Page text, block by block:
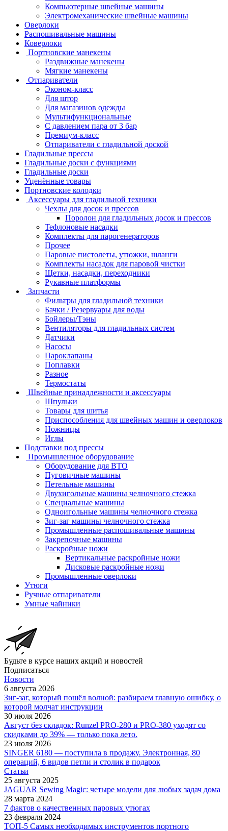
Компьютерные швейные машины
Электромеханические швейные машины
Оверлоки
Распошивальные машины
Коверлоки
Портновские манекены
Раздвижные манекены
Мягкие манекены
Отпариватели
Эконом-класс
Для штор
Для магазинов одежды
Мультифункциональные
С давлением пара от 3 бар
Премиум-класс
Отпариватели с гладильной доской
Гладильные прессы
Гладильные доски с функциями
Гладильные доски
Уценённые товары
Портновские колодки
Аксессуары для гладильной техники
Чехлы для досок и прессов
Поролон для гладильных досок и прессов
Тефлоновые насадки
Комплекты для парогенераторов
Прочее
Паровые пистолеты, утюжки, шланги
Комплекты насадок для паровой чистки
Щетки, насадки, переходники
Рукавные платформы
Запчасти
Фильтры для гладильной техники
Бачки / Резервуары для воды
Бойлеры/Тэны
Вентиляторы для гладильных систем
Датчики
Насосы
Пароклапаны
Поплавки
Разное
Термостаты
Швейные принадлежности и аксессуары
Шпульки
Товары для шитья
Приспособления для швейных машин и оверлоков
Ножницы
Иглы
Подставки под прессы
Промышленное оборудование
Оборудование для ВТО
Пуговичные машины
Петельные машины
Двухигольные машины челночного стежка
Специальные машины
Одноигольные машины челночного стежка
Зиг-заг машины челночного стежка
Промышленные распошивальные машины
Закрепочные машины
Раскройные ножи
Вертикальные раскройные ножи
Дисковые раскройные ножи
Промышленные оверлоки
Утюги
Ручные отпариватели
Умные чайники
Будьте в курсе наших акций и новостей
Подписаться
Новости
6 августа 2026
Зиг-заг, который пошёл волной: разбираем главную ошибку, о
которой молчат инструкции
30 июля 2026
Август без складок: Runzel PRO-280 и PRO-380 уходят со
скидками до 39% — только пока лето.
23 июля 2026
SINGER 6180 — поступила в продажу. Электронная, 80
операций, 6 видов петли и столик в подарок
Статьи
25 августа 2025
JAGUAR Sewing Magic: четыре модели для любых задач дома
28 марта 2024
7 фактов о качественных паровых утюгах
23 февраля 2024
ТОП-5 Самых необходимых инструментов портного